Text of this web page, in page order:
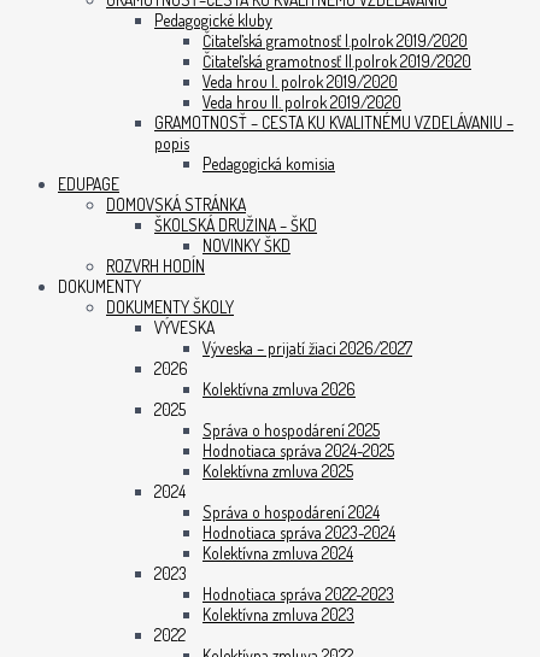
Pedagogické kluby
Čitateľská gramotnosť I.polrok 2019/2020
Čitateľská gramotnosť II.polrok 2019/2020
Veda hrou I. polrok 2019/2020
Veda hrou II. polrok 2019/2020
GRAMOTNOSŤ – CESTA KU KVALITNÉMU VZDELÁVANIU –
popis
Pedagogická komisia
EDUPAGE
DOMOVSKÁ STRÁNKA
ŠKOLSKÁ DRUŽINA – ŠKD
NOVINKY ŠKD
ROZVRH HODÍN
DOKUMENTY
DOKUMENTY ŠKOLY
VÝVESKA
Výveska – prijatí žiaci 2026/2027
2026
Kolektívna zmluva 2026
2025
Správa o hospodárení 2025
Hodnotiaca správa 2024-2025
Kolektívna zmluva 2025
2024
Správa o hospodárení 2024
Hodnotiaca správa 2023-2024
Kolektívna zmluva 2024
2023
Hodnotiaca správa 2022-2023
Kolektívna zmluva 2023
2022